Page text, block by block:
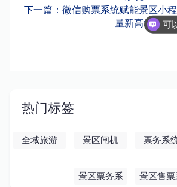
下一篇：微信购票系统赋能景区小
量新高地
热门标签
全域旅游 景区闸机 票务系
景区票务系
景区售票